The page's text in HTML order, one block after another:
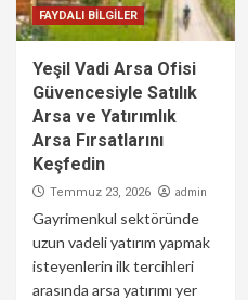
FAYDALI BİLGİLER
Yeşil Vadi Arsa Ofisi
Güvencesiyle Satılık
Arsa ve Yatırımlık
Arsa Fırsatlarını
Keşfedin
Temmuz 23, 2026 admin
Gayrimenkul sektöründe
uzun vadeli yatırım yapmak
isteyenlerin ilk tercihleri
arasında arsa yatırımı yer